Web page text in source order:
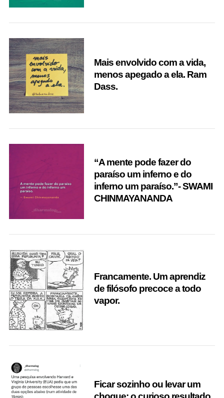
Mais envolvido com a vida,
menos apegado a ela. Ram
Dass.
“A mente pode fazer do
paraíso um inferno e do
inferno um paraíso.”- SWAMI
CHINMAYANANDA
Francamente. Um aprendiz
de filósofo precoce a todo
vapor.
Ficar sozinho ou levar um
S
a
h
f
o
r
: